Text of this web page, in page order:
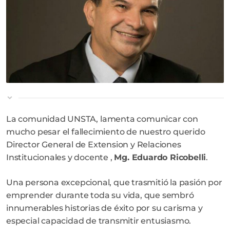
La comunidad UNSTA, lamenta comunicar con
mucho pesar el fallecimiento de nuestro querido
Director General de Extension y Relaciones
Institucionales y docente , Mg. Eduardo Ricobelli.
Una persona excepcional, que trasmitió la pasión por
emprender durante toda su vida, que sembró
innumerables historias de éxito por su carisma y
especial capacidad de transmitir entusiasmo.